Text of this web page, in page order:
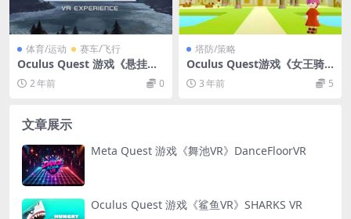
体育/运动 赛车/飞行
Oculus Quest 游戏《悬挂式
滑翔 – VR 体验》Hang Glidin
g – VR Experience
2 年前 0
塔防/策略
Oculus Quest游戏《女王骑
士VR》中文 The Knight Of Q
ueen VR
3 年前 5
文章展示
Meta Quest 游戏《舞池VR》DanceFloorVR
Oculus Quest 游戏《鲨鱼VR》SHARKS VR